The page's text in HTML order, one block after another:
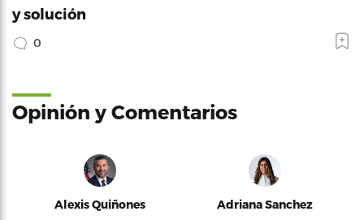
y solución
0
Opinión y Comentarios
Alexis Quiñones Adriana Sanchez